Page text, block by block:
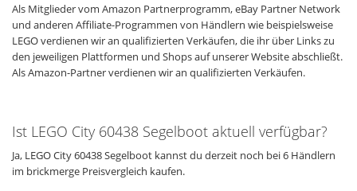
Als Mitglieder vom Amazon Partnerprogramm, eBay Partner Network
und anderen Affiliate-Programmen von Händlern wie beispielsweise
LEGO verdienen wir an qualifizierten Verkäufen, die ihr über Links zu
den jeweiligen Plattformen und Shops auf unserer Website abschließt.
Als Amazon-Partner verdienen wir an qualifizierten Verkäufen.
Ist LEGO City 60438 Segelboot aktuell verfügbar?
Ja, LEGO City 60438 Segelboot kannst du derzeit noch bei 6 Händlern
im brickmerge Preisvergleich kaufen.